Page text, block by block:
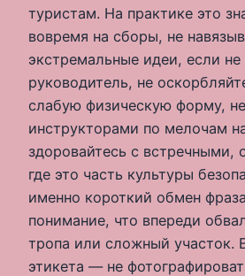
туристам. На практике это
вовремя на сборы, не
экстремальные идеи, если не
руководитель, не
слабую физическую форму,
инструкторами по мелочам
здоровайтесь с встречными,
где это часть культуры
именно короткий обмен
понимание, что впереди
тропа или сложный участок.
этикета — не